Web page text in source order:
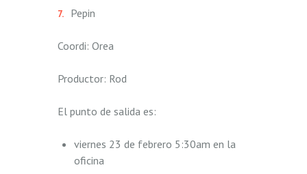
Pepin
Coordi: Orea
Productor: Rod
El punto de salida es:
viernes 23 de febrero 5:30am en la
oficina